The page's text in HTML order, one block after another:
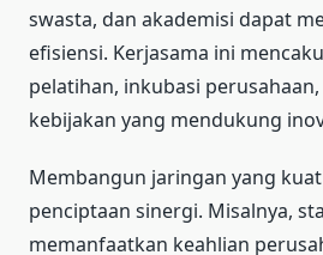
swasta, dan akademisi dapat
efisiensi. Kerjasama ini
pelatihan, inkubasi
kebijakan yang mendukung
Membangun jaringan yang
penciptaan sinergi. Misalnya,
memanfaatkan keahlian